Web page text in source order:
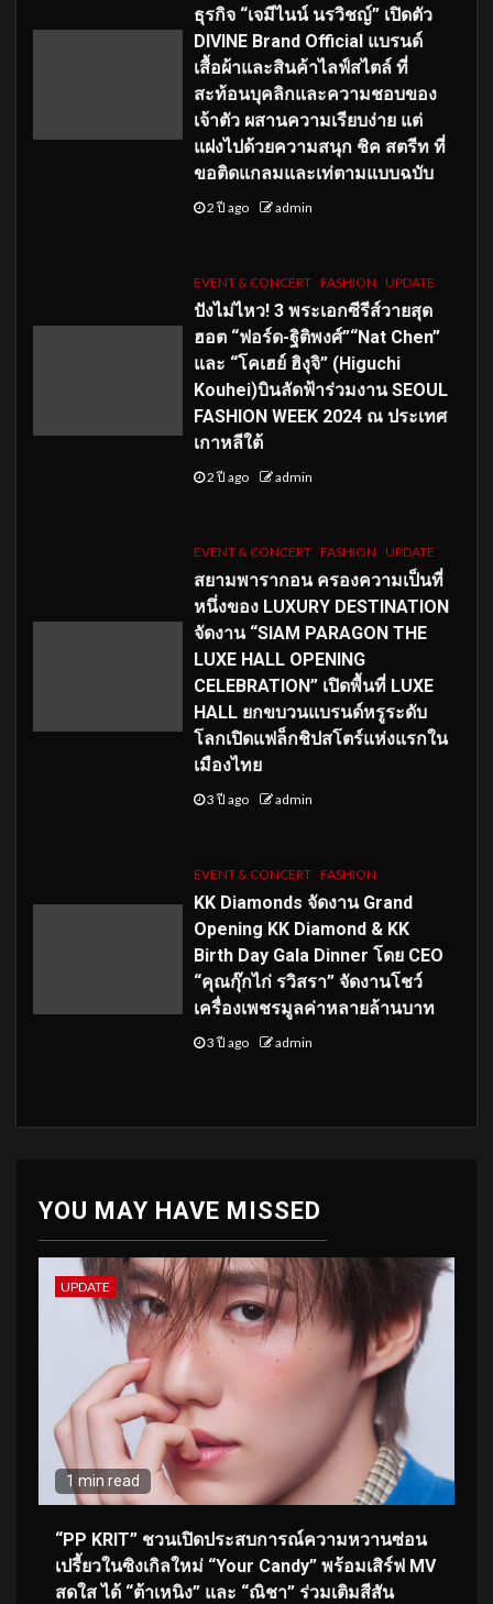
ธุรกิจ “เจมีไนน์ นรวิชญ์” เปิดตัว
DIVINE Brand Official แบรนด์
เสื้อผ้าและสินค้าไลฟ์สไตล์ ที่
สะท้อนบุคลิกและความชอบของ
เจ้าตัว ผสานความเรียบง่าย แต่
แฝงไปด้วยความสนุก ชิค สตรีท ที่
ขอติดแกลมและเท่ตามแบบฉบับ
2 ปี ago admin
EVENT & CONCERT FASHION UPDATE
ปังไม่ไหว! 3 พระเอกซีรีส์วายสุด
ฮอต “ฟอร์ด-ฐิติพงศ์”“Nat Chen”
และ “โคเฮย์ ฮิงุจิ” (Higuchi
Kouhei)บินลัดฟ้าร่วมงาน SEOUL
FASHION WEEK 2024 ณ ประเทศ
เกาหลีใต้
2 ปี ago admin
EVENT & CONCERT FASHION UPDATE
สยามพารากอน ครองความเป็นที่
หนึ่งของ LUXURY DESTINATION
จัดงาน “SIAM PARAGON THE
LUXE HALL OPENING
CELEBRATION” เปิดพื้นที่ LUXE
HALL ยกขบวนแบรนด์หรูระดับ
โลกเปิดแฟล็กชิปสโตร์แห่งแรกใน
เมืองไทย
3 ปี ago admin
EVENT & CONCERT FASHION
KK Diamonds จัดงาน Grand
Opening KK Diamond & KK
Birth Day Gala Dinner โดย CEO
“คุณกุ๊กไก่ รวิสรา” จัดงานโชว์
เครื่องเพชรมูลค่าหลายล้านบาท
3 ปี ago admin
YOU MAY HAVE MISSED
UPDATE
1 min read
“PP KRIT” ชวนเปิดประสบการณ์ความหวานซ่อน
เปรี้ยวในซิงเกิลใหม่ “Your Candy” พร้อมเสิร์ฟ MV
สดใส ได้ “ต้าเหนิง” และ “ณิชา” ร่วมเติมสีสัน